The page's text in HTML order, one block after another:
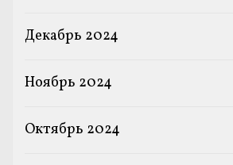
Декабрь 2024
Ноябрь 2024
Октябрь 2024